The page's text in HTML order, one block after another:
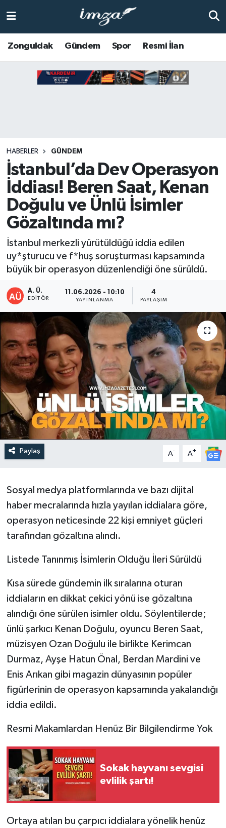
Zonguldak Gündem Spor Resmi İlan
HABERLER GÜNDEM
İstanbul’da Dev Operasyon
İddiası! Beren Saat, Kenan
Doğulu ve Ünlü İsimler
Gözaltında mı?
İstanbul merkezli yürütüldüğü iddia edilen
uy*şturucu ve f*huş soruşturması kapsamında
büyük bir operasyon düzenlendiği öne sürüldü.
A. Ü.
EDITÖR
11.06.2026 - 10:10
YAYINLANMA
4
PAYLAŞIM
Paylaş A- A+
Sosyal medya platformlarında ve bazı dijital
haber mecralarında hızla yayılan iddialara göre,
operasyon neticesinde 22 kişi emniyet güçleri
tarafından gözaltına alındı.
Listede Tanınmış İsimlerin Olduğu İleri Sürüldü
Kısa sürede gündemin ilk sıralarına oturan
iddiaların en dikkat çekici yönü ise gözaltına
alındığı öne sürülen isimler oldu. Söylentilerde;
ünlü şarkıcı Kenan Doğulu, oyuncu Beren Saat,
müzisyen Ozan Doğulu ile birlikte Kerimcan
Durmaz, Ayşe Hatun Önal, Berdan Mardini ve
Enis Arıkan gibi magazin dünyasının popüler
figürlerinin de operasyon kapsamında yakalandığı
iddia edildi.
Resmi Makamlardan Henüz Bir Bilgilendirme Yok
Sokak hayvanı sevgisi
evlilik şartı!
Ortaya atılan bu çarpıcı iddialara yönelik henüz
Anasayfa
BARTIN
BOLU
ÇAYCUMA
DEVREK
DÜZCE
EREĞLİ
GÖKÇEBEY
KARABÜK
KASTAMONU
Zonguldak Hava Durumu
Son Dakika Haberleri
Haber Arşivi